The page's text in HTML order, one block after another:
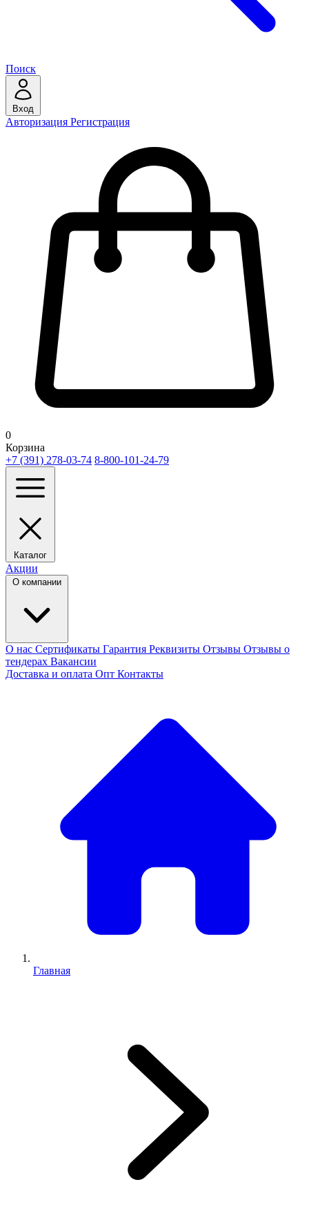
Поиск
Вход
Авторизация Регистрация
0
Корзина
+7 (391) 278-03-74 8-800-101-24-79
Каталог
Акции
О компании
О нас Сертификаты Гарантия Реквизиты Отзывы Отзывы о
тендерах Вакансии
Доставка и оплата Опт Контакты
Главная